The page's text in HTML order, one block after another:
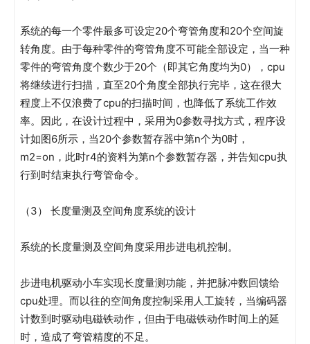
系统的每一个零件最多可设定20个弯管角度和20个空间旋
转角度。由于每种零件的弯管角度不可能全部设定，当一种
零件的弯管角度个数少于20个（即其它角度均为0），cpu
将继续进行扫描，直至20个角度全部执行完毕，这在很大
程度上不仅浪费了cpu的扫描时间，也降低了系统工作效
率。因此，在设计过程中，采用为0参数寻找方式，程序设
计如图6所示，当20个参数暂存器中第n个为0时，
m2=on，此时r4的资料为第n个参数暂存器，并告知cpu执
行到时结束执行弯管命令。
（3） 长度量测及空间角度系统的设计
系统的长度量测及空间角度采用步进电机控制。
步进电机驱动小车实现长度量测功能，并把脉冲数回馈给
cpu处理。而以往的空间角度控制采用人工旋转，当编码器
计数到时驱动电磁铁动作，但由于电磁铁动作时间上的延
时，造成了弯管精度的不足。